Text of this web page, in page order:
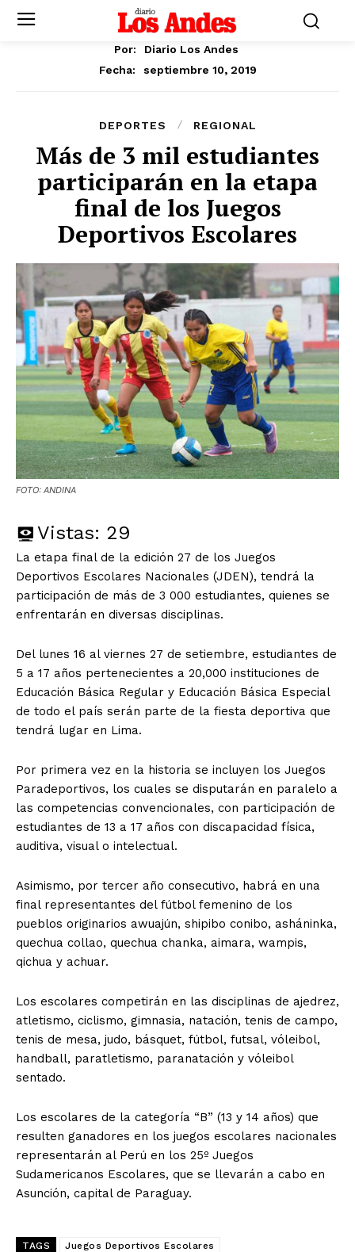
Por:
Diario Los Andes
Fecha:
septiembre 10, 2019
DEPORTES REGIONAL
Más de 3 mil estudiantes
participarán en la etapa
final de los Juegos
Deportivos Escolares
FOTO: ANDINA
Vistas: 29
La etapa final de la edición 27 de los Juegos
Deportivos Escolares Nacionales (JDEN), tendrá la
participación de más de 3 000 estudiantes, quienes se
enfrentarán en diversas disciplinas.
Del lunes 16 al viernes 27 de setiembre, estudiantes de
5 a 17 años pertenecientes a 20,000 instituciones de
Educación Básica Regular y Educación Básica Especial
de todo el país serán parte de la fiesta deportiva que
tendrá lugar en Lima.
Por primera vez en la historia se incluyen los Juegos
Paradeportivos, los cuales se disputarán en paralelo a
las competencias convencionales, con participación de
estudiantes de 13 a 17 años con discapacidad física,
auditiva, visual o intelectual.
Asimismo, por tercer año consecutivo, habrá en una
final representantes del fútbol femenino de los
pueblos originarios awuajún, shipibo conibo, asháninka,
quechua collao, quechua chanka, aimara, wampis,
qichua y achuar.
Los escolares competirán en las disciplinas de ajedrez,
atletismo, ciclismo, gimnasia, natación, tenis de campo,
tenis de mesa, judo, básquet, fútbol, futsal, vóleibol,
handball, paratletismo, paranatación y vóleibol
sentado.
Los escolares de la categoría “B” (13 y 14 años) que
resulten ganadores en los juegos escolares nacionales
representarán al Perú en los 25º Juegos
Sudamericanos Escolares, que se llevarán a cabo en
Asunción, capital de Paraguay.
TAGS Juegos Deportivos Escolares